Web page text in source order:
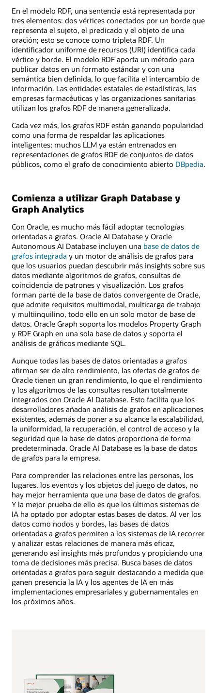
En el modelo RDF, una sentencia está representada por
tres elementos: dos vértices conectados por un borde que
representa el sujeto, el predicado y el objeto de una
oración; esto se conoce como tripleta RDF. Un
identificador uniforme de recursos (URI) identifica cada
vértice y borde. El modelo RDF aporta un método para
publicar datos en un formato estándar y con una
semántica bien definida, lo que facilita el intercambio de
información. Las entidades estatales de estadísticas, las
empresas farmacéuticas y las organizaciones sanitarias
utilizan los grafos RDF de manera generalizada.
Cada vez más, los grafos RDF están ganando popularidad
como una forma de respaldar las aplicaciones
inteligentes; muchos LLM ya están entrenados en
representaciones de grafos RDF de conjuntos de datos
públicos, como el grafo de conocimiento abierto DBpedia.
Comienza a utilizar Graph Database y
Graph Analytics
Con Oracle, es mucho más fácil adoptar tecnologías
orientadas a grafos. Oracle AI Database y Oracle
Autonomous AI Database incluyen una base de datos de
grafos integrada y un motor de análisis de grafos para
que los usuarios puedan descubrir más insights sobre sus
datos mediante algoritmos de grafos, consultas de
coincidencia de patrones y visualización. Los grafos
forman parte de la base de datos convergente de Oracle,
que admite requisitos multimodal, multicarga de trabajo
y multiinquilino, todo ello en un solo motor de base de
datos. Oracle Graph soporta los modelos Property Graph
y RDF Graph en una sola base de datos y soporta el
análisis de gráficos mediante SQL.
Aunque todas las bases de datos orientadas a grafos
afirman ser de alto rendimiento, las ofertas de grafos de
Oracle tienen un gran rendimiento, lo que el rendimiento
y los algoritmos de las consultas resultan totalmente
integrados con Oracle AI Database. Esto facilita que los
desarrolladores añadan análisis de grafos en aplicaciones
existentes, además de poner a su alcance la escalabilidad,
la uniformidad, la recuperación, el control de acceso y la
seguridad que la base de datos proporciona de forma
predeterminada. Oracle AI Database es la base de datos
de grafos para la empresa.
Para comprender las relaciones entre las personas, los
lugares, los eventos y los objetos del juego de datos, no
hay mejor herramienta que una base de datos de grafos.
Y la mejor prueba de ello es que los últimos sistemas de
IA ha optado por adoptar estas bases de datos. Al ver los
datos como nodos y bordes, las bases de datos
orientadas a grafos permiten a los sistemas de IA recorrer
y analizar estas relaciones de manera más eficaz,
generando así insights más profundos y propiciando una
toma de decisiones más precisa. Busca bases de datos
orientadas a grafos para seguir destacando a medida que
ganen presencia la IA y los agentes de IA en más
implementaciones empresariales y gubernamentales en
los próximos años.